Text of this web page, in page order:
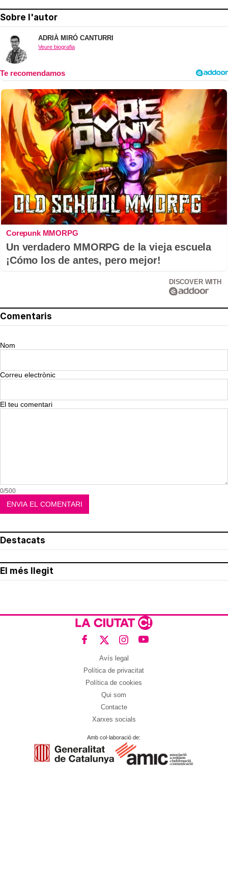
Sobre l'autor
ADRIÀ MIRÓ CANTURRI
Veure biografia
Corepunk MMORPG
Un verdadero MMORPG de la vieja escuela
¡Cómo los de antes, pero mejor!
DISCOVER WITH
Comentaris
Nom
Correu electrònic
El teu comentari
0/500
Destacats
El més llegit
Avís legal
Política de privacitat
Política de cookies
Qui som
Contacte
Xarxes socials
Amb col·laboració de: